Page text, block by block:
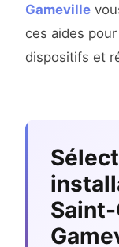
Gameville
ces aides
dispositifs et